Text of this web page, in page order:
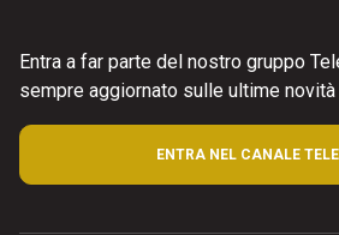
Entra a far parte del nostro gruppo
sempre aggiornato sulle ultime
ENTRA NEL CANALE